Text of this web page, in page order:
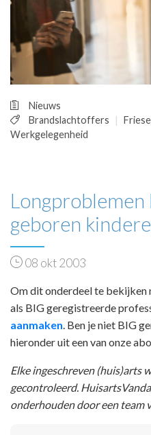
TARIEVEN
MEDISCHE
REGISTRATIE
Nieuws
Brandslachtoffers
Friese
Werkgelegenheid
Longproblemen
geboren
08 okt 2003
Om dit onderdeel te bekijken
als BIG geregistreerde
aanmaken . Ben je niet BIG
hieronder uit een van onze
Elke ingeschreven (huis)arts
gecontroleerd.
onderhouden door een team